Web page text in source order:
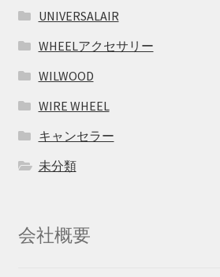
UNIVERSALAIR
WHEELアクセサリー
WILWOOD
WIRE WHEEL
キャンセラー
未分類
会社概要